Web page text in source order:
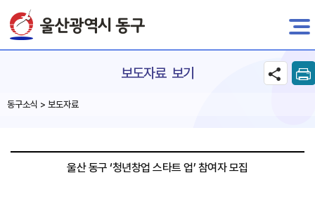
전자민원
보도자료 보기
동구소식 > 보도자료
울산 동구 ‘청년창업 스타트 업’ 참여자 모집